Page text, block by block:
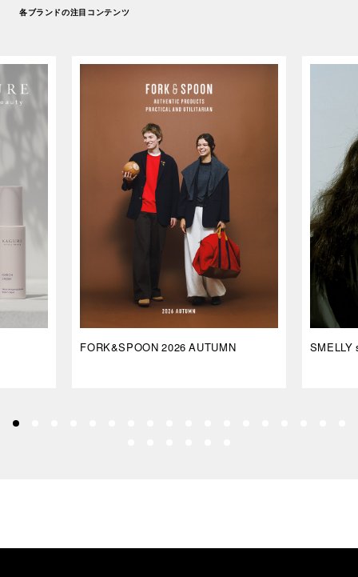
各ブランドの注目コンテンツ
FORK&SPOON 2026 AUTUMN SMELLY